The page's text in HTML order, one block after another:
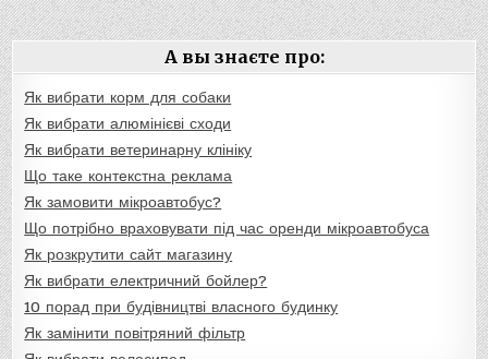
А вы знаєте про:
Як вибрати корм для собаки
Як вибрати алюмінієві сходи
Як вибрати ветеринарну клініку
Що таке контекстна реклама
Як замовити мікроавтобус?
Що потрібно враховувати під час оренди мікроавтобуса
Як розкрутити сайт магазину
Як вибрати електричний бойлер?
10 порад при будівництві власного будинку
Як замінити повітряний фільтр